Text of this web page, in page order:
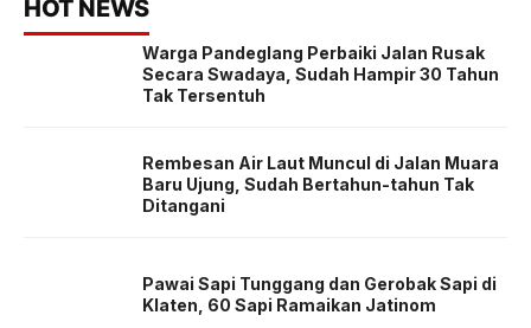
HOT NEWS
Warga Pandeglang Perbaiki Jalan Rusak
Secara Swadaya, Sudah Hampir 30 Tahun
Tak Tersentuh
Rembesan Air Laut Muncul di Jalan Muara
Baru Ujung, Sudah Bertahun-tahun Tak
Ditangani
Pawai Sapi Tunggang dan Gerobak Sapi di
Klaten, 60 Sapi Ramaikan Jatinom